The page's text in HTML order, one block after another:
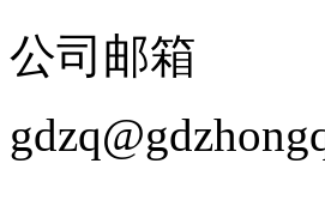
公司邮箱